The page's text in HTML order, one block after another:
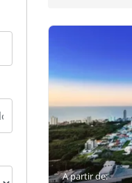
A partir de: